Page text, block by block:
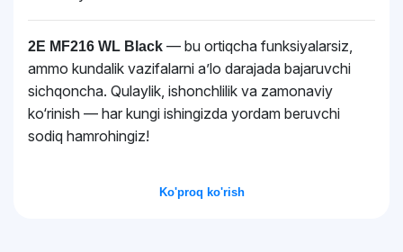
2E MF216 WL Black — bu ortiqcha funksiyalarsiz,
ammo kundalik vazifalarni a’lo darajada bajaruvchi
sichqoncha. Qulaylik, ishonchlilik va zamonaviy
ko‘rinish — har kungi ishingizda yordam beruvchi
sodiq hamrohingiz!
Ko'proq ko'rish